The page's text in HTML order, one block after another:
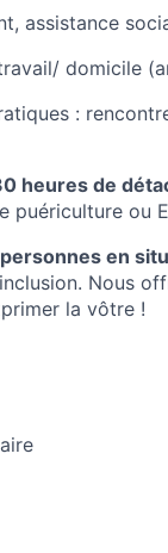
assistance
domicile
:
heures de
puériculture ou
en
Nous
la vôtre !